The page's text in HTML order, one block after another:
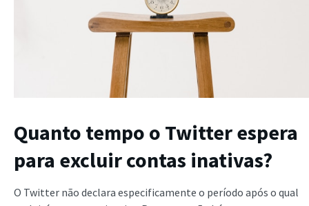
Quanto tempo o Twitter espera
para excluir contas inativas?
O Twitter não declara especificamente o período após o qual